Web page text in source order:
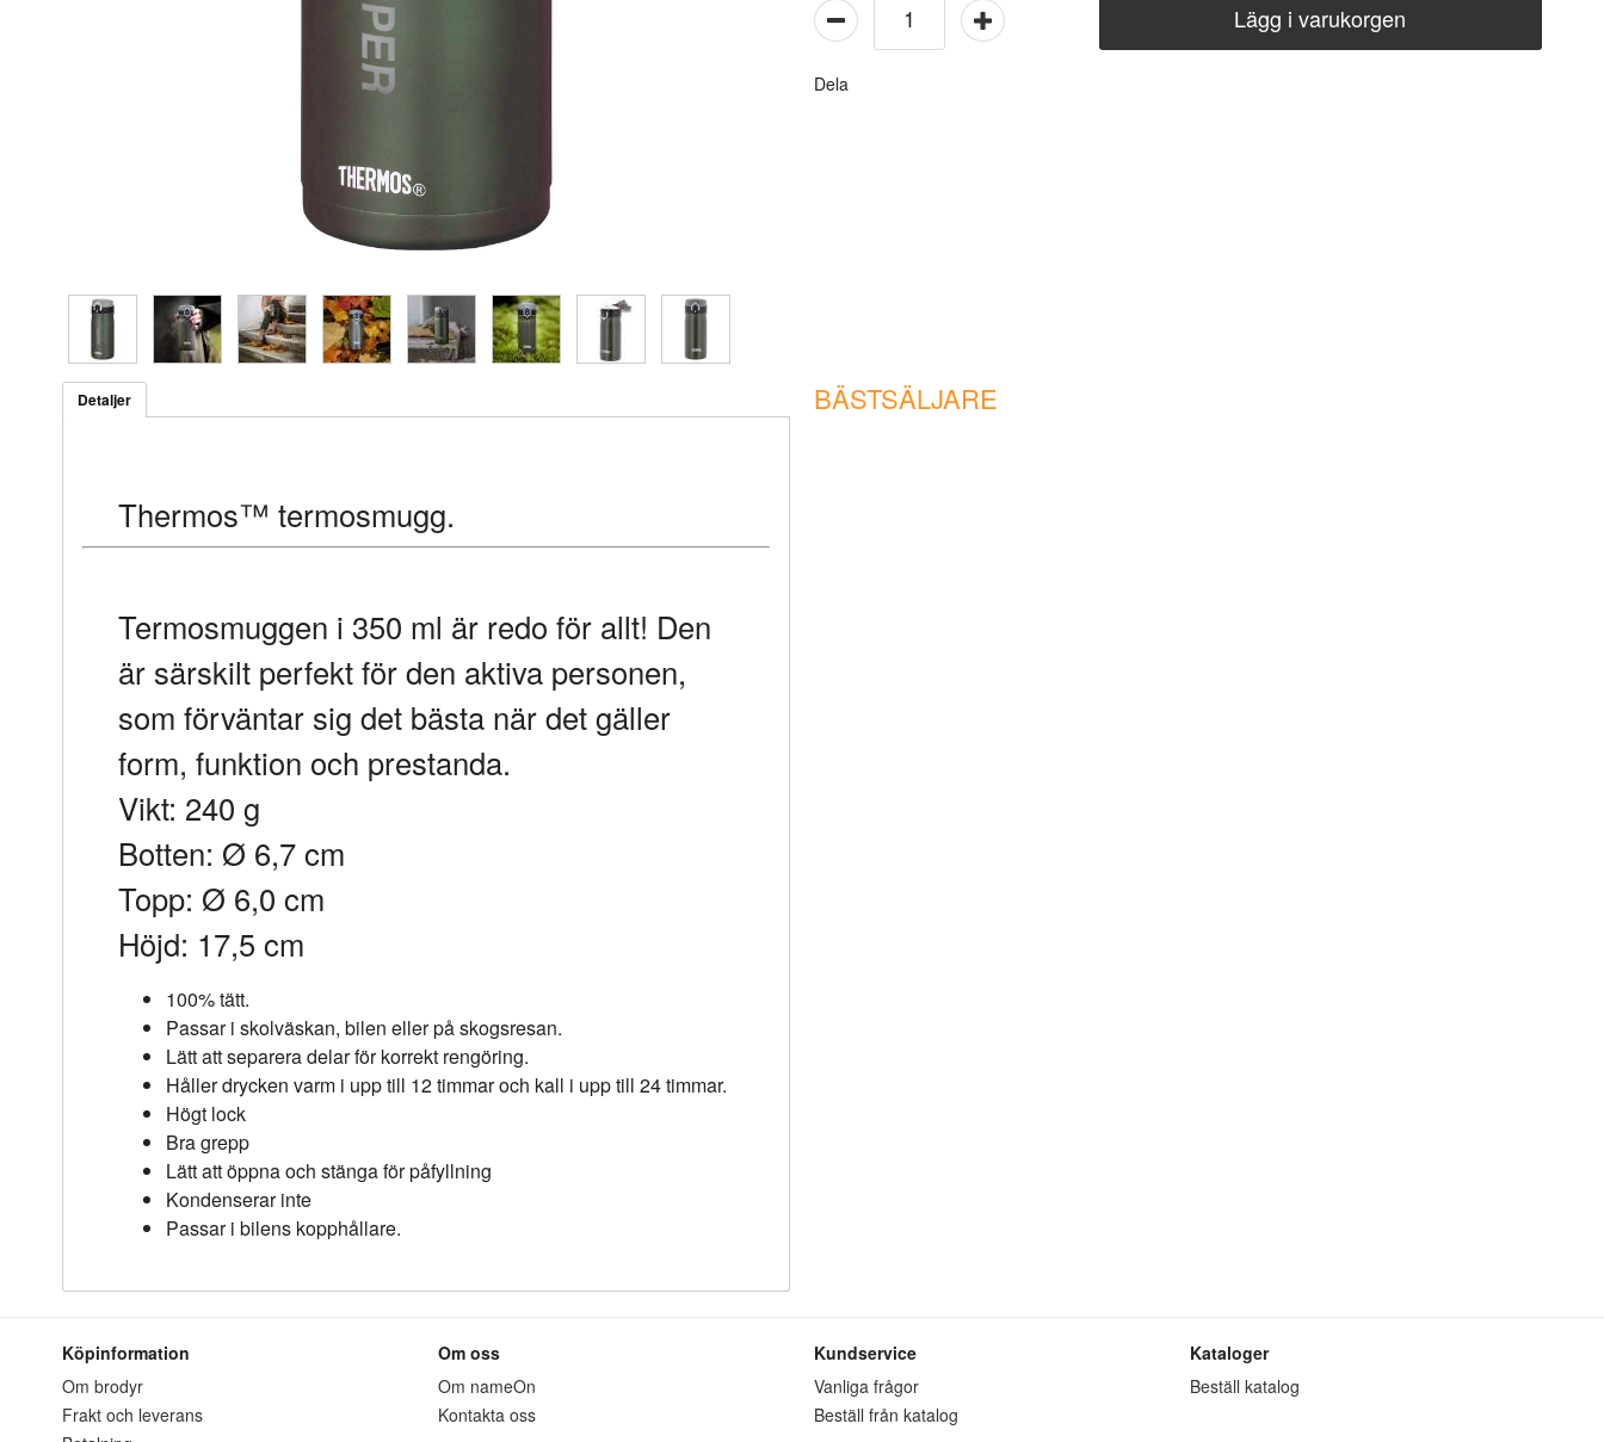
Lägg i varukorgen
Dela
Detaljer
Thermos™ termosmugg.
Termosmuggen i 350 ml är redo för allt! Den
är särskilt perfekt för den aktiva personen,
som förväntar sig det bästa när det gäller
form, funktion och prestanda.
Vikt: 240 g
Botten: Ø 6,7 cm
Topp: Ø 6,0 cm
Höjd: 17,5 cm
100% tätt.
Passar i skolväskan, bilen eller på skogsresan.
Lätt att separera delar för korrekt rengöring.
Håller drycken varm i upp till 12 timmar och kall i upp till 24 timmar.
Högt lock
Bra grepp
Lätt att öppna och stänga för påfyllning
Kondenserar inte
Passar i bilens kopphållare.
BÄSTSÄLJARE
Köpinformation
Om brodyr
Frakt och leverans
Om oss
Om nameOn
Kontakta oss
Kundservice
Vanliga frågor
Beställ från katalog
Kataloger
Beställ katalog